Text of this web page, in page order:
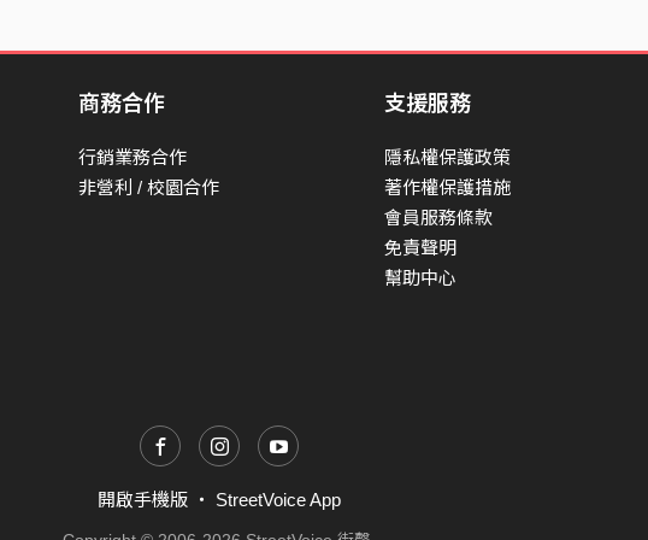
商務合作
行銷業務合作
非營利 / 校園合作
支援服務
隱私權保護政策
著作權保護措施
會員服務條款
免責聲明
幫助中心
開啟手機版 ・ StreetVoice App